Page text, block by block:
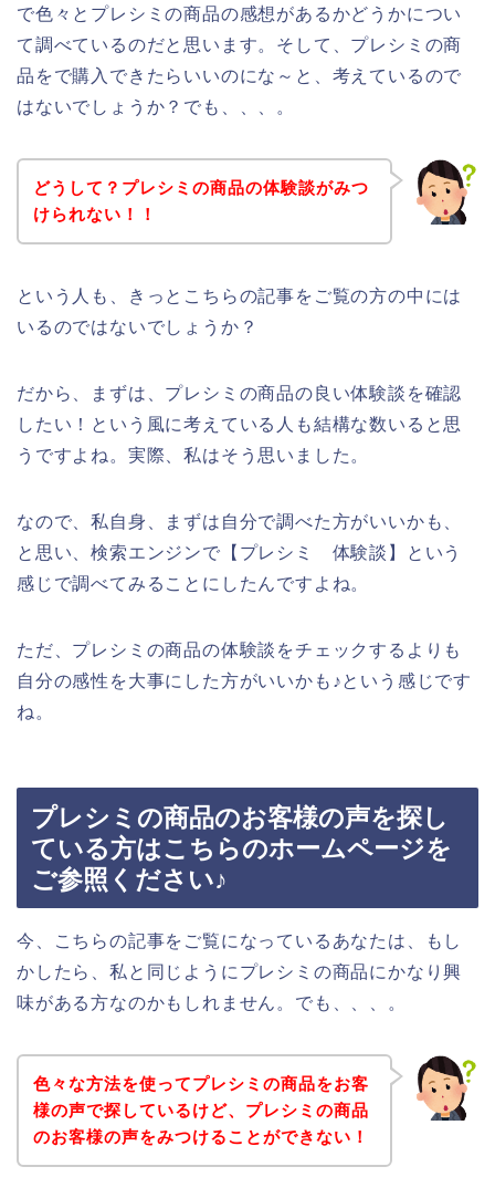
で色々とプレシミの商品の感想があるかどうかについ
て調べているのだと思います。そして、プレシミの商
品をで購入できたらいいのにな～と、考えているので
はないでしょうか？でも、、、。
どうして？プレシミの商品の体験談がみつ
けられない！！
という人も、きっとこちらの記事をご覧の方の中には
いるのではないでしょうか？
だから、まずは、プレシミの商品の良い体験談を確認
したい！という風に考えている人も結構な数いると思
うですよね。実際、私はそう思いました。
なので、私自身、まずは自分で調べた方がいいかも、
と思い、検索エンジンで【プレシミ 体験談】という
感じで調べてみることにしたんですよね。
ただ、プレシミの商品の体験談をチェックするよりも
自分の感性を大事にした方がいいかも♪という感じです
ね。
プレシミの商品のお客様の声を探し
ている方はこちらのホームページを
ご参照ください♪
今、こちらの記事をご覧になっているあなたは、もし
かしたら、私と同じようにプレシミの商品にかなり興
味がある方なのかもしれません。でも、、、。
色々な方法を使ってプレシミの商品をお客
様の声で探しているけど、プレシミの商品
のお客様の声をみつけることができない！